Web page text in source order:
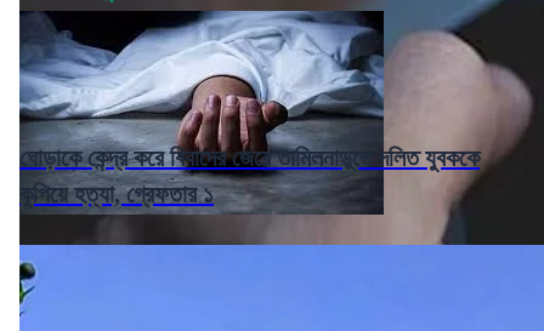
ঘোড়াকে কেন্দ্র করে বিবাদের জেরে তামিলনাড়ুতে দলিত যুবককে
কুপিয়ে হত্যা, গ্রেফতার ১